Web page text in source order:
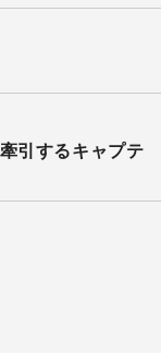
引するキャプテ